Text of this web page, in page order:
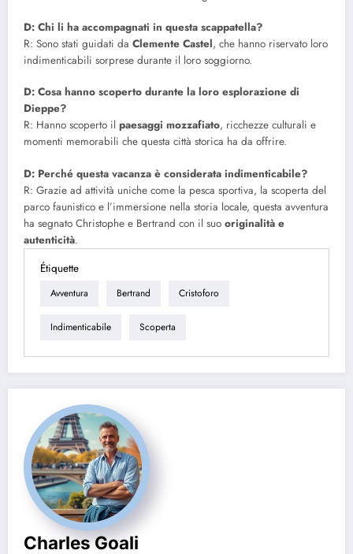
D: Chi li ha accompagnati in questa scappatella?
R: Sono stati guidati da Clemente Castel, che hanno riservato loro
indimenticabili sorprese durante il loro soggiorno.
D: Cosa hanno scoperto durante la loro esplorazione di
Dieppe?
R: Hanno scoperto il paesaggi mozzafiato, ricchezze culturali e
momenti memorabili che questa città storica ha da offrire.
D: Perché questa vacanza è considerata indimenticabile?
R: Grazie ad attività uniche come la pesca sportiva, la scoperta del
parco faunistico e l’immersione nella storia locale, questa avventura
ha segnato Christophe e Bertrand con il suo originalità e
autenticità.
Étiquette
Avventura Bertrand Cristoforo
Indimenticabile Scoperta
Charles Goali